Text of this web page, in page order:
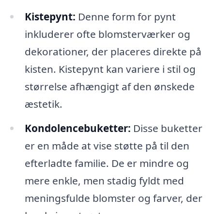
Kistepynt: Denne form for pynt
inkluderer ofte blomsterværker og
dekorationer, der placeres direkte på
kisten. Kistepynt kan variere i stil og
størrelse afhængigt af den ønskede
æstetik.
Kondolencebuketter: Disse buketter
er en måde at vise støtte på til den
efterladte familie. De er mindre og
mere enkle, men stadig fyldt med
meningsfulde blomster og farver, der